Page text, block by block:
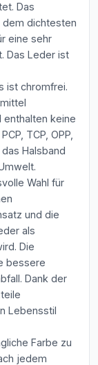
Das
dem dichtesten
eine sehr
Das Leder ist
ist chromfrei.
enthalten keine
TCP, OPP,
Halsband
Wahl für
und die
als
Die
bessere
Dank der
Lebensstil
Farbe zu
jedem